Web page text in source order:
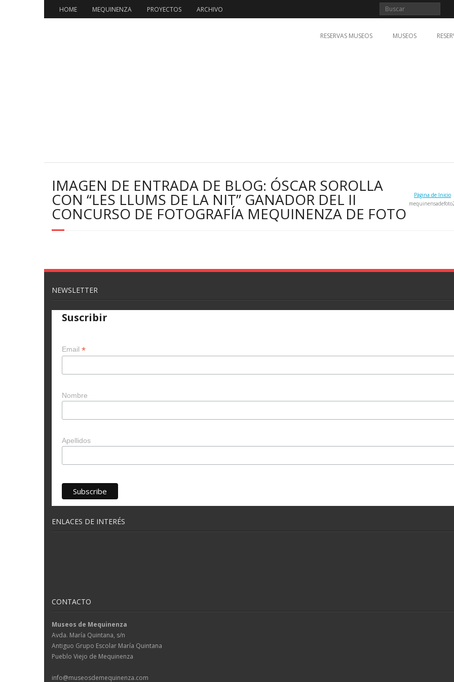
HOME MEQUINENZA PROYECTOS ARCHIVO
RESERVAS MUSEOS MUSEOS
IMAGEN DE ENTRADA DE BLOG: ÓSCAR SOROLLA
CON “LES LLUMS DE LA NIT” GANADOR DEL II
CONCURSO DE FOTOGRAFÍA MEQUINENZA DE FOTO
Página de Inicio
NEWSLETTER
Suscribir
Email *
Nombre
Apellidos
ENLACES DE INTERÉS
CONTACTO
Museos de Mequinenza
Avda. María Quintana, s/n
Antiguo Grupo Escolar María Quintana
Pueblo Viejo de Mequinenza
info@museosdemequinenza.com